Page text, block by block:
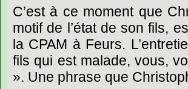
C’est à ce moment que
motif de l’état de son fils,
la CPAM à Feurs.
fils qui est malade, vous,
». Une phrase que